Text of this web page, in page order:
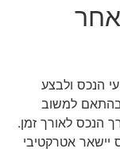
הנכס ולבצע
למשוב
הנכס לאורך זמן.
אטרקטיבי